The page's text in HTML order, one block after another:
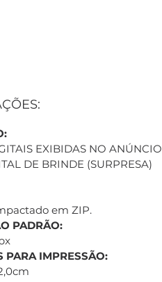
EXIBIDAS NO ANÚNCIO
DE BRINDE (SURPRESA)
em ZIP.
PADRÃO:
PARA IMPRESSÃO: